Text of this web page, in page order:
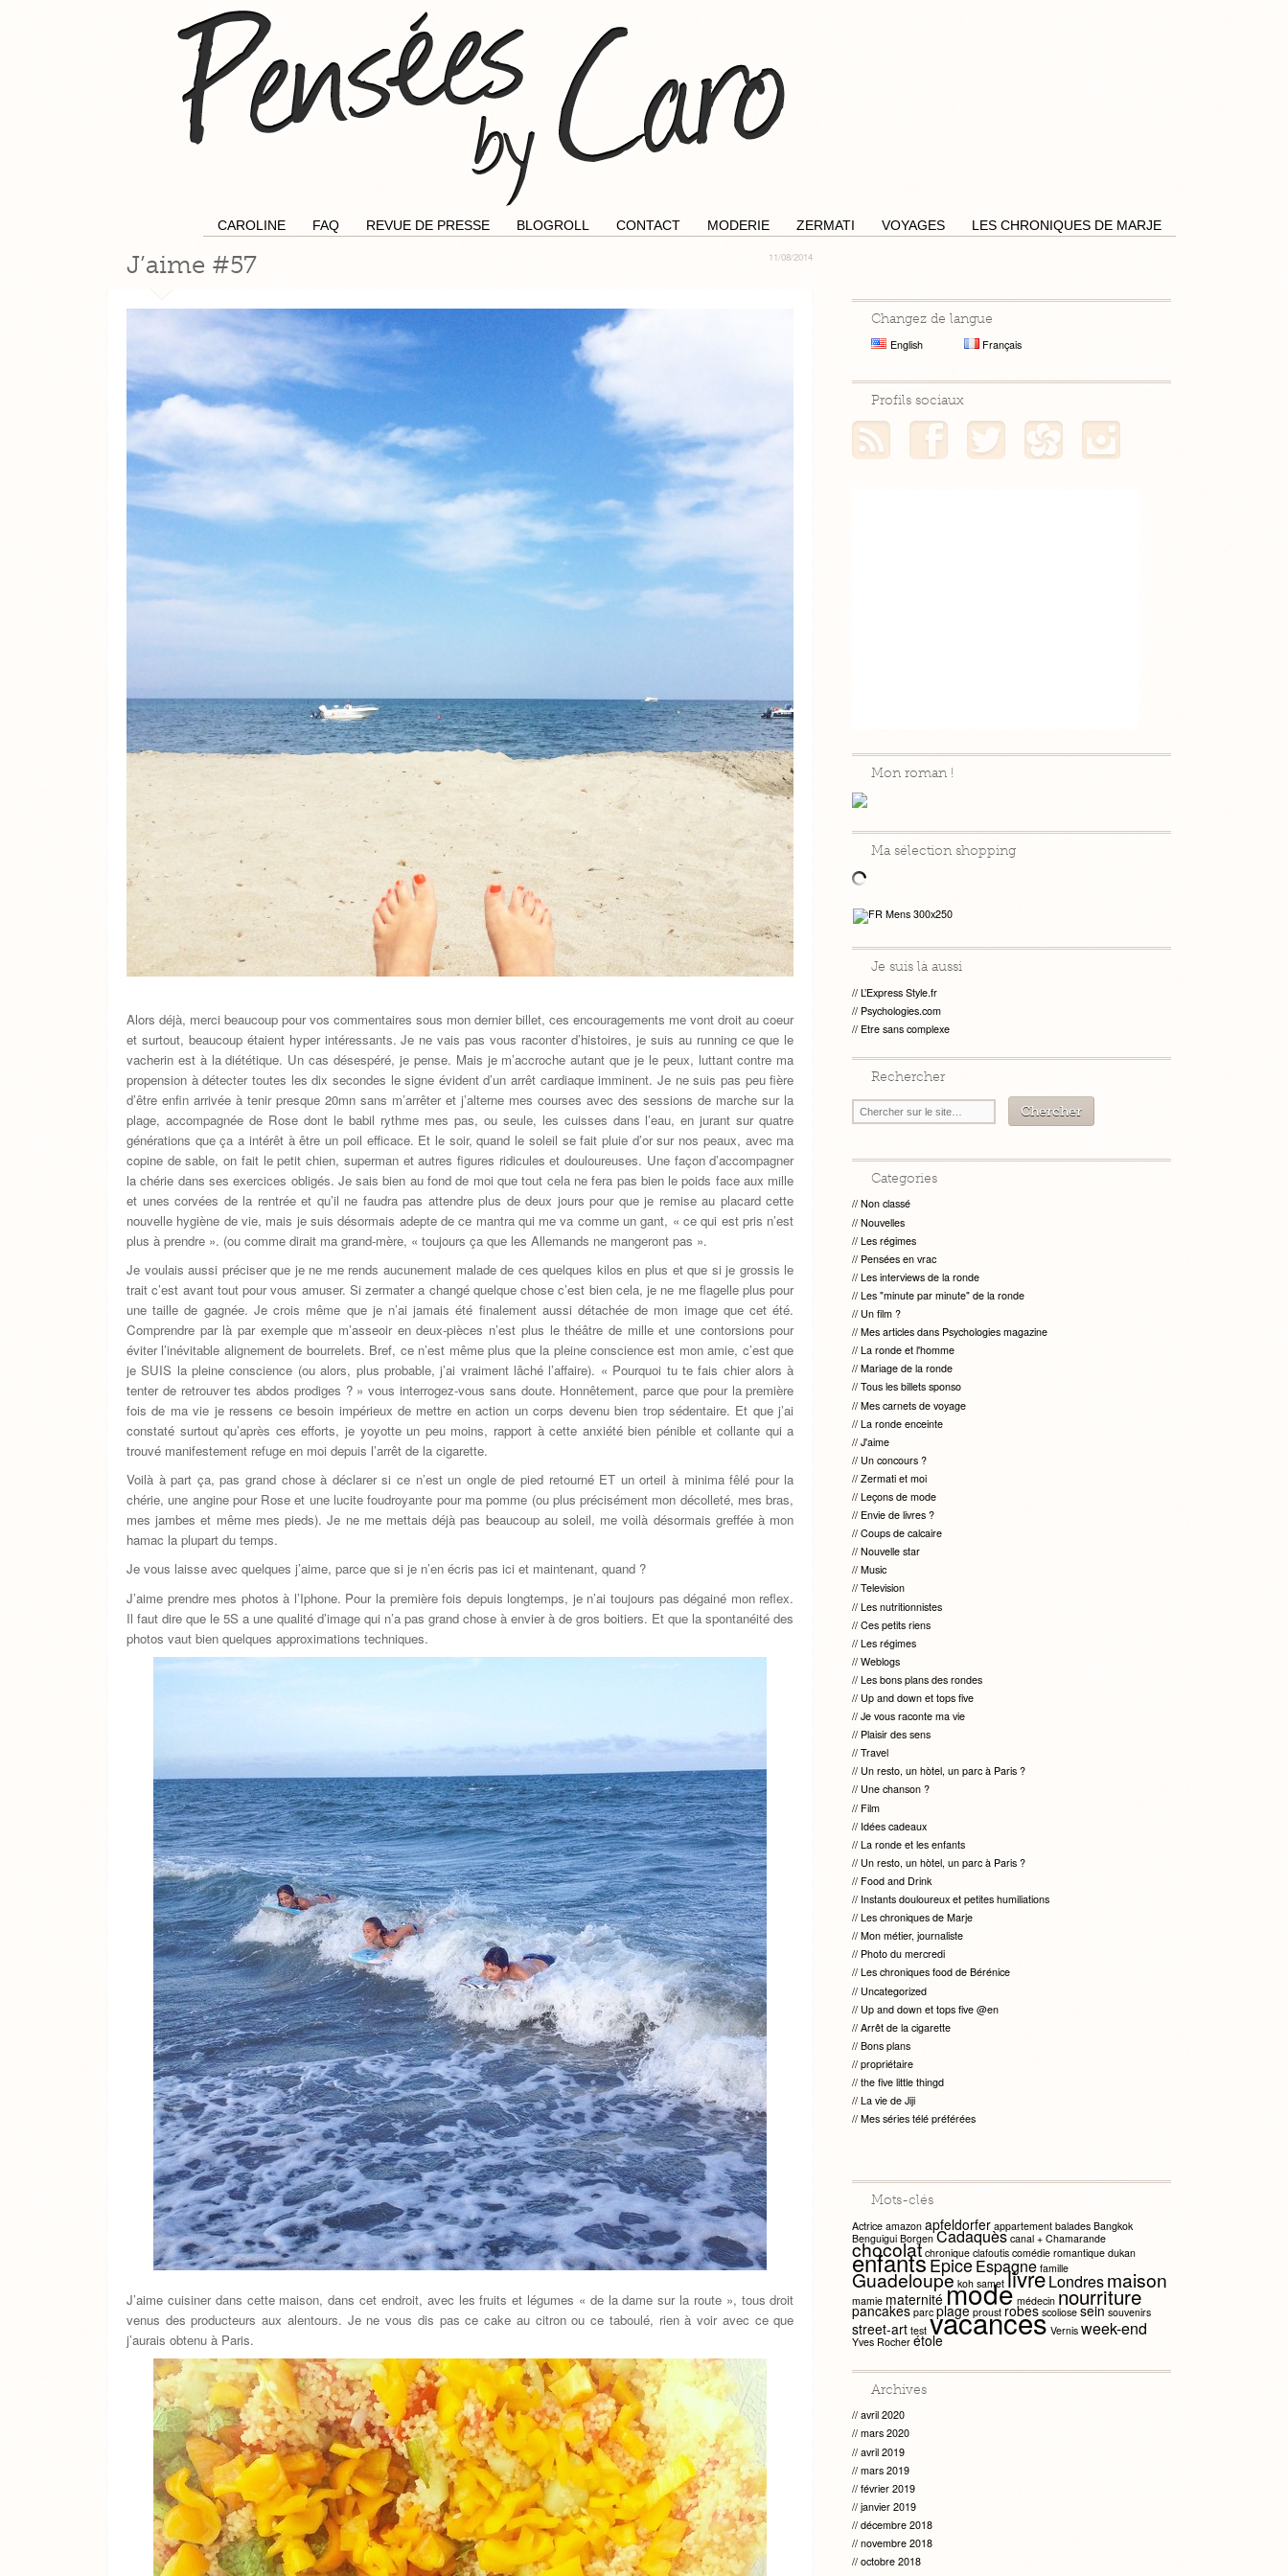
CAROLINE FAQ REVUE DE PRESSE BLOGROLL CONTACT MODERIE ZERMATI VOYAGES LES CHRONIQUES DE MARJE
11/08/2014
J’aime #57
Alors déjà, merci beaucoup pour vos commentaires sous mon dernier billet, ces encouragements me vont droit au coeur
et surtout, beaucoup étaient hyper intéressants. Je ne vais pas vous raconter d’histoires, je suis au running ce que le
vacherin est à la diététique. Un cas désespéré, je pense. Mais je m’accroche autant que je le peux, luttant contre ma
propension à détecter toutes les dix secondes le signe évident d’un arrêt cardiaque imminent. Je ne suis pas peu fière
d’être enfin arrivée à tenir presque 20mn sans m’arrêter et j’alterne mes courses avec des sessions de marche sur la
plage, accompagnée de Rose dont le babil rythme mes pas, ou seule, les cuisses dans l’eau, en jurant sur quatre
générations que ça a intérêt à être un poil efficace. Et le soir, quand le soleil se fait pluie d’or sur nos peaux, avec ma
copine de sable, on fait le petit chien, superman et autres figures ridicules et douloureuses. Une façon d’accompagner
la chérie dans ses exercices obligés. Je sais bien au fond de moi que tout cela ne fera pas bien le poids face aux mille
et unes corvées de la rentrée et qu’il ne faudra pas attendre plus de deux jours pour que je remise au placard cette
nouvelle hygiène de vie, mais je suis désormais adepte de ce mantra qui me va comme un gant, « ce qui est pris n’est
plus à prendre ». (ou comme dirait ma grand-mère, « toujours ça que les Allemands ne mangeront pas ».
Je voulais aussi préciser que je ne me rends aucunement malade de ces quelques kilos en plus et que si je grossis le
trait c’est avant tout pour vous amuser. Si zermater a changé quelque chose c’est bien cela, je ne me flagelle plus pour
une taille de gagnée. Je crois même que je n’ai jamais été finalement aussi détachée de mon image que cet été.
Comprendre par là par exemple que m’asseoir en deux-pièces n’est plus le théâtre de mille et une contorsions pour
éviter l’inévitable alignement de bourrelets. Bref, ce n’est même plus que la pleine conscience est mon amie, c’est que
je SUIS la pleine conscience (ou alors, plus probable, j’ai vraiment lâché l’affaire). « Pourquoi tu te fais chier alors à
tenter de retrouver tes abdos prodiges ? » vous interrogez-vous sans doute. Honnêtement, parce que pour la première
fois de ma vie je ressens ce besoin impérieux de mettre en action un corps devenu bien trop sédentaire. Et que j’ai
constaté surtout qu’après ces efforts, je yoyotte un peu moins, rapport à cette anxiété bien pénible et collante qui a
trouvé manifestement refuge en moi depuis l’arrêt de la cigarette.
Voilà à part ça, pas grand chose à déclarer si ce n’est un ongle de pied retourné ET un orteil à minima fêlé pour la
chérie, une angine pour Rose et une lucite foudroyante pour ma pomme (ou plus précisément mon décolleté, mes bras,
mes jambes et même mes pieds). Je ne me mettais déjà pas beaucoup au soleil, me voilà désormais greffée à mon
hamac la plupart du temps.
Je vous laisse avec quelques j’aime, parce que si je n’en écris pas ici et maintenant, quand ?
J’aime prendre mes photos à l’Iphone. Pour la première fois depuis longtemps, je n’ai toujours pas dégainé mon reflex.
Il faut dire que le 5S a une qualité d’image qui n’a pas grand chose à envier à de gros boitiers. Et que la spontanéité des
photos vaut bien quelques approximations techniques.
J’aime cuisiner dans cette maison, dans cet endroit, avec les fruits et légumes « de la dame sur la route », tous droit
venus des producteurs aux alentours. Je ne vous dis pas ce cake au citron ou ce taboulé, rien à voir avec ce que
j’aurais obtenu à Paris.
Changez de langue
English Français
Profils sociaux
Mon flux RSS Mon profil FacebookMon profil TwitterMon profil Hellocoton
Mon roman !
Ma sélection shopping
Je suis là aussi
L’Express Style.fr
Psychologies.com
Etre sans complexe
Rechercher
Categories
Non classé
Nouvelles
Les régimes
Pensées en vrac
Les interviews de la ronde
Les "minute par minute" de la ronde
Un film ?
Mes articles dans Psychologies magazine
La ronde et l'homme
Mariage de la ronde
Tous les billets sponso
Mes carnets de voyage
La ronde enceinte
J'aime
Un concours ?
Zermati et moi
Leçons de mode
Envie de livres ?
Coups de calcaire
Nouvelle star
Music
Television
Les nutritionnistes
Ces petits riens
Les régimes
Weblogs
Les bons plans des rondes
Up and down et tops five
Je vous raconte ma vie
Plaisir des sens
Travel
Un resto, un hòtel, un parc à Paris ?
Une chanson ?
Film
Idées cadeaux
La ronde et les enfants
Un resto, un hòtel, un parc à Paris ?
Food and Drink
Instants douloureux et petites humiliations
Les chroniques de Marje
Mon métier, journaliste
Photo du mercredi
Les chroniques food de Bérénice
Uncategorized
Up and down et tops five @en
Arrêt de la cigarette
Bons plans
propriétaire
the five little thingd
La vie de Jiji
Mes séries télé préférées
Mots-clés
Actrice amazon apfeldorfer appartement balades Bangkok
Benguigui Borgen Cadaquès canal + Chamarande
chocolat chronique clafoutis comédie romantique dukan
enfantsEpiceEspagne famille
Guadeloupe koh samet livreLondresmaison
mamie maternité mode médecin nourriture
pancakes parc plage proust robes scoliose sein souvenirs
street-art test vacances Vernis week-end
Yves Rocher étole
Archives
avril 2020
mars 2020
avril 2019
mars 2019
février 2019
janvier 2019
décembre 2018
novembre 2018
octobre 2018